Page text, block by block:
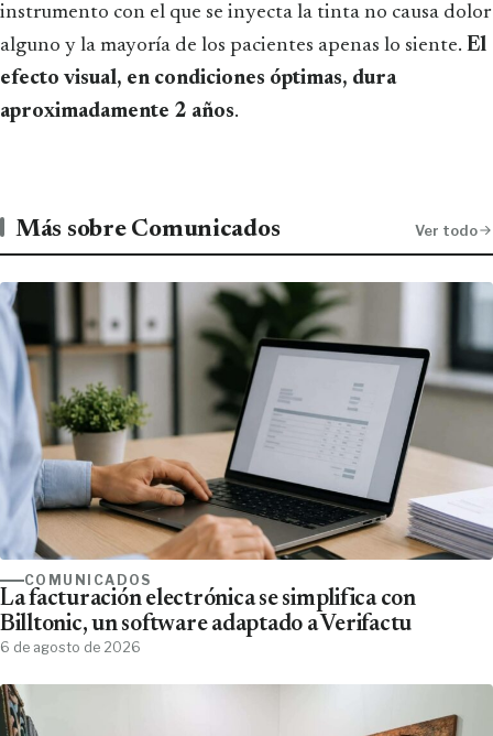
instrumento con el que se inyecta la tinta no causa dolor
alguno y la mayoría de los pacientes apenas lo siente. El
efecto visual, en condiciones óptimas, dura
aproximadamente 2 años.
Más sobre Comunicados Ver todo
COMUNICADOS
La facturación electrónica se simplifica con
Billtonic, un software adaptado a Verifactu
6 de agosto de 2026